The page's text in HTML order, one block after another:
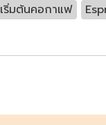
เริ่มต้นคอกาแฟ